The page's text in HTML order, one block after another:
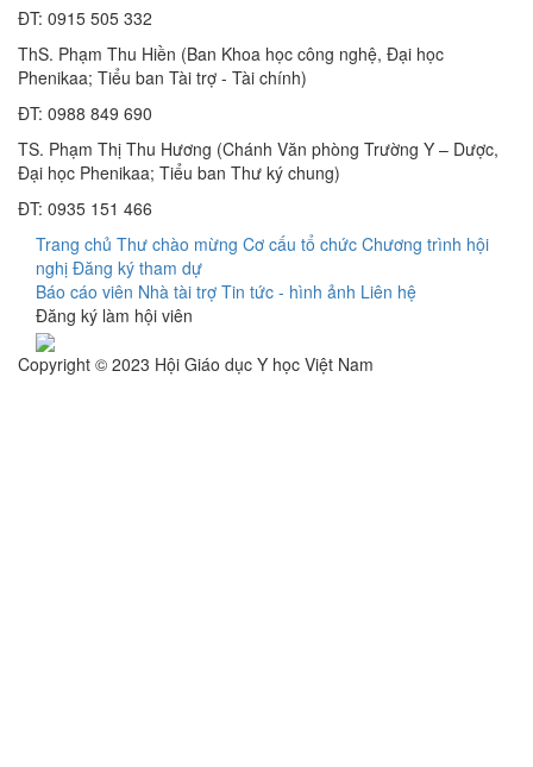
ĐT: 0915 505 332
ThS. Phạm Thu Hiền (Ban Khoa học công nghệ, Đại học
Phenikaa; Tiểu ban Tài trợ - Tài chính)
ĐT: 0988 849 690
TS. Phạm Thị Thu Hương (Chánh Văn phòng Trường Y – Dược,
Đại học Phenikaa; Tiểu ban Thư ký chung)
ĐT: 0935 151 466
Trang chủ Thư chào mừng Cơ cấu tổ chức Chương trình hội
nghị Đăng ký tham dự
Báo cáo viên Nhà tài trợ Tin tức - hình ảnh Liên hệ
Đăng ký làm hội viên
Copyright © 2023 Hội Giáo dục Y học Việt Nam